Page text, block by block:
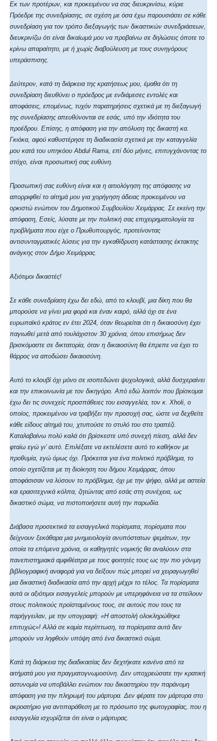
Εκ των προτέρων, και προκειμένου να σας διευκρινίσω, κύριε
Πρόεδρε της συνεδρίασης, σε σχέση με όσα έχω παρουσιάσει σε κάθε
συνεδρίαση για τον τρόπο διεξαγωγής των δικαστικών συνεδριάσεων,
διευκρινίζω ότι είναι δικαίωμά μου να προβαίνω σε δηλώσεις όποτε το
κρίνω απαραίτητο, με ή χωρίς διαβούλευση με τους συνηγόρους
υπεράσπισης.
Δεύτερον, κατά τη διάρκεια της κρατήσεως μου, έμαθα ότι τη
συνεδρίαση διευθύνει ο πρόεδρος με ενδιάμεσες εντολές και
αποφάσεις, επομένως, τυχόν παρατηρήσεις σχετικά με τη διεξαγωγή
της συνεδρίασης απευθύνονται σε εσάς, υπό την ιδιότητα του
προέδρου. Επίσης, η απόφαση για την απόλυση της δικαστή κα.
Γκιόκα, αφού καθυστέρησε τη διαδικασία σχετικά με την καταγγελία
μου κατά του υπηκόου Abdul Rama, επί δύο μήνες, επιτυγχάνοντας το
στόχο, είναι προσωπική σας ευθύνη.
Προσωπική σας ευθύνη είναι και η αιτιολόγηση της απόφασης να
απορριφθεί το αίτημά μου για χορήγηση άδειας προκειμένου να
ορκιστώ ενώπιον του Δημοτικού Συμβουλίου Χειμάρρας. Σε εκείνη την
απόφαση, Εσείς, λύσατε με την πολιτική σας επιχειρηματολογία τα
προβλήματα που είχε ο Πρωθυπουργός, προτείνοντας
αντισυνταγματικές λύσεις για την εγκαθίδρυση κατάστασης έκτακτης
ανάγκης στον Δήμο Χειμάρρας.
Αξιότιμοι δικαστές!
Σε κάθε συνεδρίαση έχω δει εδώ, από το κλουβί, μια δίκη που θα
μπορούσε να γίνει μια φορά και έναν καιρό, αλλά όχι σε ένα
ευρωπαϊκό κράτος εν έτει 2024, όταν θεωρείται ότι η δικαιοσύνη έχει
παγιωθεί μετά από τουλάχιστον 30 χρόνια, όπου επισήμως δεν
βρισκόμαστε σε δικτατορία, όταν η δικαιοσύνη θα έπρεπε να έχει το
θάρρος να αποδώσει δικαιοσύνη.
Αυτό το κλουβί όχι μόνο σε ισοπεδώνει ψυχολογικά, αλλά δυσχεραίνει
και την επικοινωνία με τον δικηγόρο. Από εδώ λοιπόν που βρίσκομαι
έχω δει τις συνεχείς προσπάθειες του εισαγγελέα, τον κ. Xholi, ο
οποίος, προκειμένου να τραβήξει την προσοχή σας, ώστε να δεχθείτε
κάθε είδους αίτημά του, χτυπούσε το στυλό του στο τραπέζι.
Καταλαβαίνω πολύ καλά ότι βρίσκεστε υπό συνεχή πίεση, αλλά δεν
φταίω εγώ γι’ αυτό. Επιλέξατε να εκτελέσετε αυτό το καθήκον με
προθυμία, εγώ όμως όχι. Πρόκειται για ένα πολιτικό πρόβλημα, το
οποίο σχετίζεται με τη διοίκηση του δήμου Χειμάρρας, όπου
αποφάσισαν να λύσουν το πρόβλημα, όχι με την ψήφο, αλλά με αστεία
και ερασιτεχνικά κόλπα, ζητώντας από εσάς στη συνέχεια, ως
δικαστικό σώμα, να πιστοποιήσετε αυτή την παρωδία.
Διάβασα προσεκτικά τα εισαγγελικά πορίσματα, πορίσματα που
δείχνουν ξεκάθαρα μια μνημειολογία ανυπόστατων ψεμάτων, την
οποία τα επόμενα χρόνια, οι καθηγητές νομικής θα αναλύουν στα
πανεπιστημιακά αμφιθέατρα με τους φοιτητές τους ως την πιο γόνιμη
βιβλιογραφική αναφορά για να δείξουν πώς μπορεί να χειραγωγηθεί
μια δικαστική διαδικασία από την αρχή μέχρι το τέλος. Τα πορίσματα
αυτά οι αξιότιμοι εισαγγελείς μπορούν με υπερηφάνεια να τα στείλουν
στους πολιτικούς προϊσταμένους τους, σε αυτούς που τους τα
παρήγγειλαν, με την υπογραφή: «Η αποστολή ολοκληρώθηκε
επιτυχώς»! Αλλά σε καμία περίπτωση, τα πορίσματα αυτά δεν
μπορούν να ληφθούν υπόψη από ένα δικαστικό σώμα.
Κατά τη διάρκεια της διαδικασίας δεν δεχτήκατε κανένα από τα
αιτήματά μου για πραγματογνωμοσύνη. Δεν υποχρεώσατε την κρατική
αστυνομία να υποβάλλει ενώπιον του δικαστηρίου την παράνομη
απόφαση για την πληρωμή του μάρτυρα. Δεν φέρατε τον μάρτυρα στο
ακροατήριο για αντιπαράθεση με το πρόσωπο της φωτογραφίας, που η
εισαγγελία ισχυρίζεται ότι είναι ο μάρτυρας.